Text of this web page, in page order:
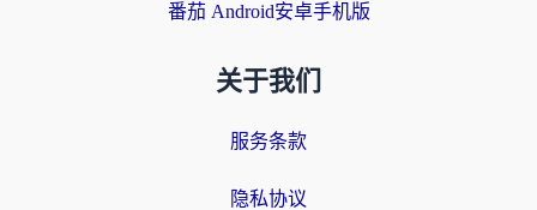
番茄 Android安卓手机版
关于我们
服务条款
隐私协议